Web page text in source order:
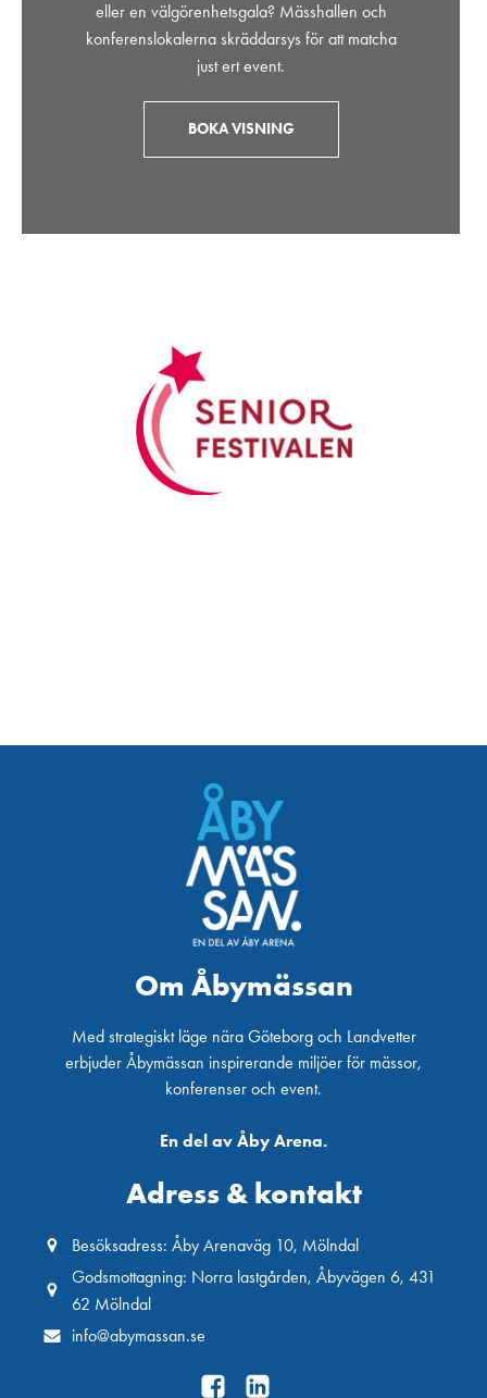
eller en välgörenhetsgala? Mässhallen och
konferenslokalerna skräddarsys för att matcha
just ert event.
BOKA VISNING
Om Åbymässan
Med strategiskt läge nära Göteborg och Landvetter
erbjuder Åbymässan inspirerande miljöer för mässor,
konferenser och event.
En del av Åby Arena.
Adress & kontakt
Besöksadress: Åby Arenaväg 10, Mölndal
Godsmottagning: Norra lastgården, Åbyvägen 6, 431
62 Mölndal
info@abymassan.se